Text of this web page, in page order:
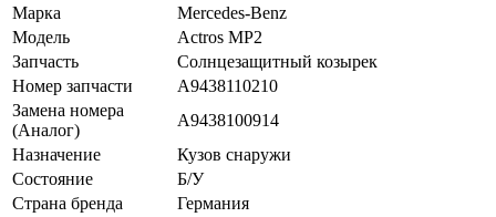
Марка
Mercedes-Benz
Модель
Actros MP2
Запчасть
Солнцезащитный козырек
Номер запчасти
A9438110210
Замена номера
(Аналог)
A9438100914
Назначение
Кузов снаружи
Состояние
Б/У
Страна бренда
Германия